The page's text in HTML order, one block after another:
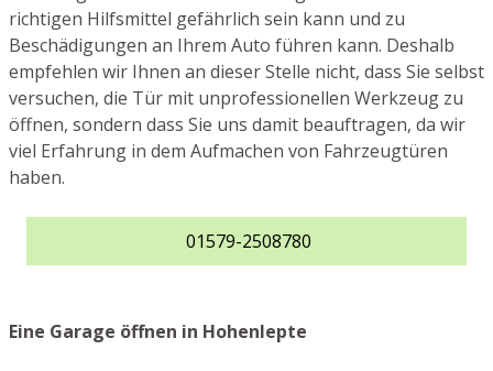
richtigen Hilfsmittel gefährlich sein kann und zu
Beschädigungen an Ihrem Auto führen kann. Deshalb
empfehlen wir Ihnen an dieser Stelle nicht, dass Sie selbst
versuchen, die Tür mit unprofessionellen Werkzeug zu
öffnen, sondern dass Sie uns damit beauftragen, da wir
viel Erfahrung in dem Aufmachen von Fahrzeugtüren
haben.
01579-2508780
Eine Garage öffnen in Hohenlepte